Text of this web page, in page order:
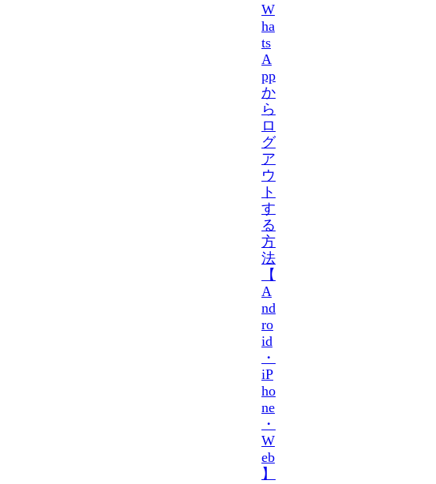
W
ha
ts
A
pp
か
ら
ロ
グ
ア
ウ
ト
す
る
方
法
【
A
nd
ro
id
・
iP
ho
ne
・
W
eb
】